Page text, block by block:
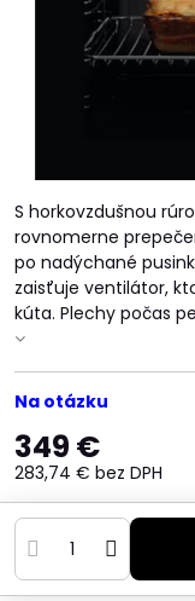
S horkovzdušnou
rovnomerne
po nadýchané
zaisťuje ventilátor,
kúta. Plechy počas
Na otázku
349 €
283,74 € bez DPH